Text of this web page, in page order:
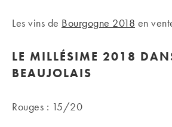
Les vins de Bourgogne 2018 en
LE MILLÉSIME 2018
BEAUJOLAIS
Rouges : 15/20